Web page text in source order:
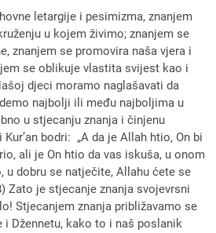
letargije i pesimizma, znanjem
u kojem živimo; znanjem se
znanjem se promovira naša vjera i
se oblikuje vlastita svijest kao i
djeci moramo naglašavati da
najbolji ili među najboljima u
u stjecanju znanja i činjenu
bodri: „A da je Allah htio, On bi
ali je On htio da vas iskuša, u onom
u dobru se natječite, Allahu ćete se
Zato je stjecanje znanja svojevrsni
Stjecanjem znanja približavamo se
Džennetu, kako to i naš poslanik